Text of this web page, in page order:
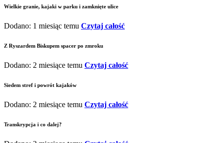
Wielkie granie, kajaki w parku i zamknięte ulice
Dodano: 1 miesiąc temu Czytaj całość
Z Ryszardem Biskupem spacer po zmroku
Dodano: 2 miesiące temu Czytaj całość
Siedem stref i powrót kajaków
Dodano: 2 miesiące temu Czytaj całość
Transkrypcja i co dalej?